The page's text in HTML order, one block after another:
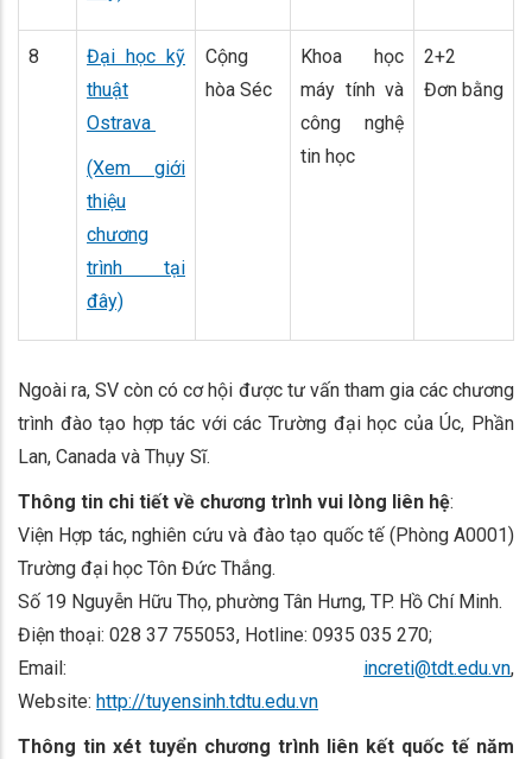
8
Đại học kỹ
thuật
Ostrava
(Xem giới
thiệu
chương
trình tại
đây)
Cộng
hòa Séc
Khoa học
máy tính và
công nghệ
tin học
2+2
Đơn bằng
Ngoài ra, SV còn có cơ hội được tư vấn tham gia các chương
trình đào tạo hợp tác với các Trường đại học của Úc, Phần
Lan, Canada và Thụy Sĩ.
Thông tin chi tiết về chương trình vui lòng liên hệ:
Viện Hợp tác, nghiên cứu và đào tạo quốc tế (Phòng A0001)
Trường đại học Tôn Đức Thắng.
Số 19 Nguyễn Hữu Thọ, phường Tân Hưng, TP. Hồ Chí Minh.
Điện thoại: 028 37 755053, Hotline: 0935 035 270;
Email: increti@tdt.edu.vn,
Website: http://tuyensinh.tdtu.edu.vn
Thông tin xét tuyển chương trình liên kết quốc tế năm